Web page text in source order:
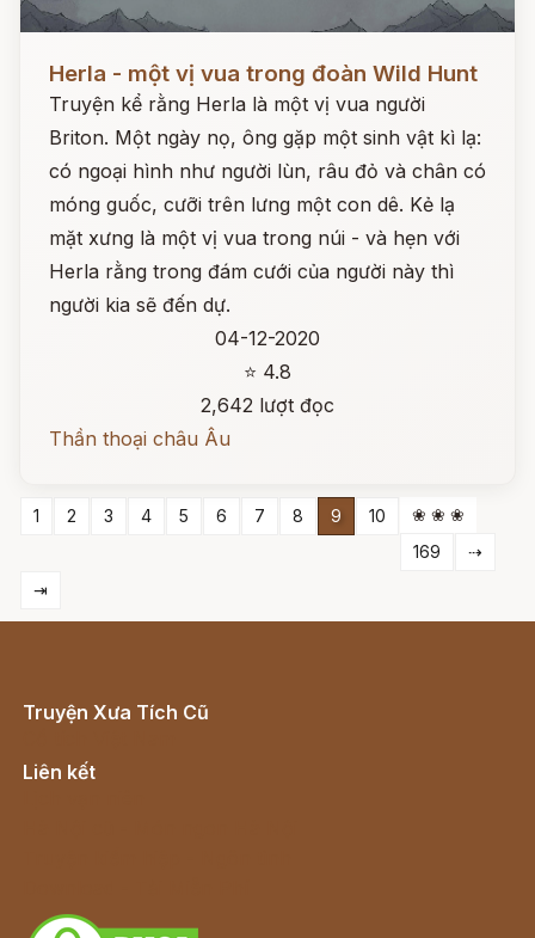
Herla - một vị vua trong đoàn Wild Hunt
Truyện kể rằng Herla là một vị vua người
Briton. Một ngày nọ, ông gặp một sinh vật kì lạ:
có ngoại hình như người lùn, râu đỏ và chân có
móng guốc, cưỡi trên lưng một con dê. Kẻ lạ
mặt xưng là một vị vua trong núi - và hẹn với
Herla rằng trong đám cưới của người này thì
người kia sẽ đến dự.
04-12-2020
⭐ 4.8
2,642 lượt đọc
Thần thoại châu Âu
1 2 3 4 5 6 7 8 9 10
❀ ❀ ❀
169
⇢
⇥
Truyện Xưa Tích Cũ
Liên kết